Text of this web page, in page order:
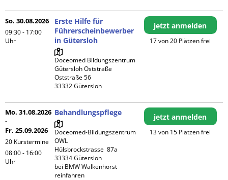
So. 30.08.2026
09:30 - 17:00
Uhr
Erste Hilfe für
Führerscheinbewerber
in Gütersloh
Doceomed Bildungszentrum
Gütersloh Oststraße
Oststraße 56
jetzt anmelden
17 von 20 Plätzen frei
Mo. 31.08.2026
-
Fr. 25.09.2026
20 Kurstermine
08:00 - 16:00
Uhr
Behandlungspflege
Doceomed-Bildungszentrum
OWL
Hülsbrockstrasse  87a
33334 Gütersloh
bei BMW Walkenhorst
reinfahren
jetzt anmelden
13 von 15 Plätzen frei